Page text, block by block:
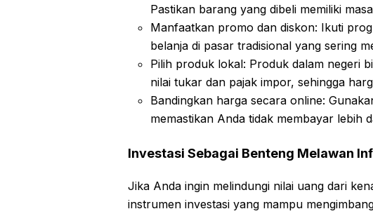
Pastikan barang yang dibeli memiliki
Manfaatkan promo dan diskon: Ikuti
belanja di pasar tradisional yang sering
Pilih produk lokal: Produk dalam negeri
nilai tukar dan pajak impor, sehingga
Bandingkan harga secara online:
memastikan Anda tidak membayar lebih
Investasi Sebagai Benteng Melawan
Jika Anda ingin melindungi nilai uang dari
instrumen investasi yang mampu